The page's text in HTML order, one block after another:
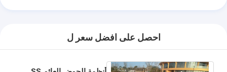
احصل على افضل سعر ل